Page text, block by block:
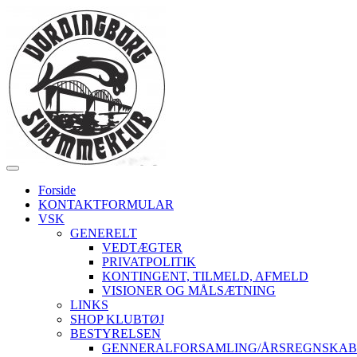
Forside
KONTAKTFORMULAR
VSK
GENERELT
VEDTÆGTER
PRIVATPOLITIK
KONTINGENT, TILMELD, AFMELD
VISIONER OG MÅLSÆTNING
LINKS
SHOP KLUBTØJ
BESTYRELSEN
GENNERALFORSAMLING/